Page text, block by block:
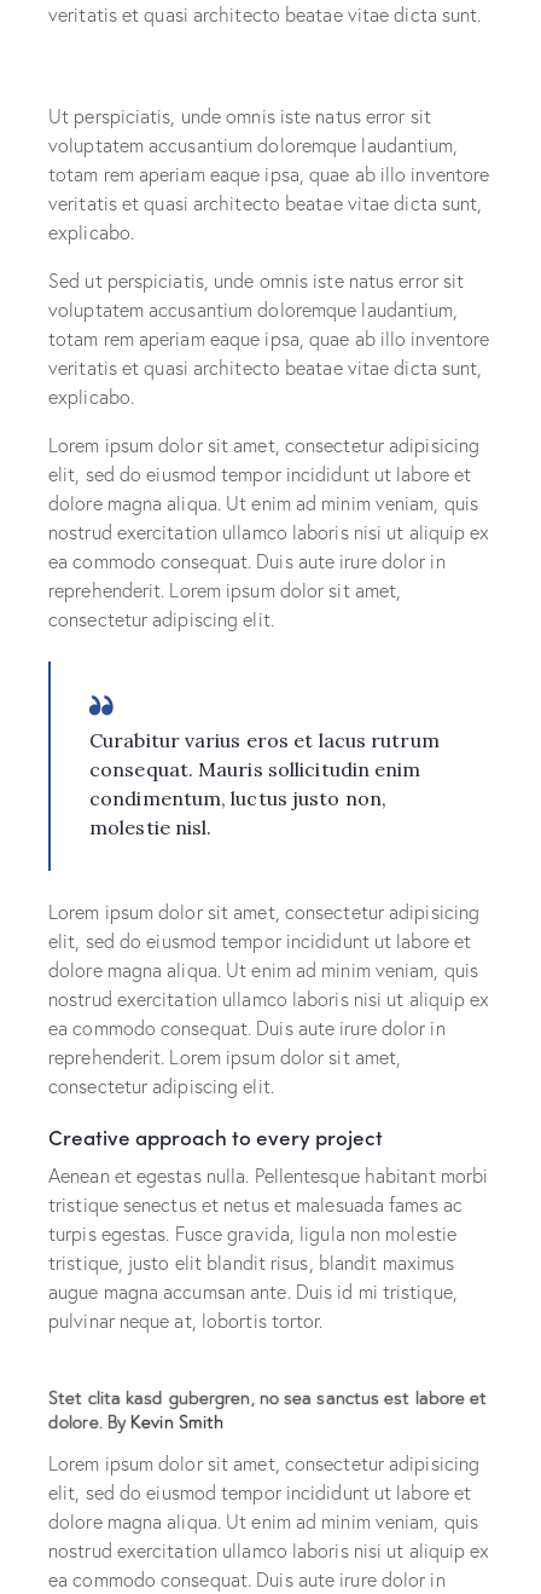
veritatis et quasi architecto beatae vitae dicta sunt.
Ut perspiciatis, unde omnis iste natus error sit
voluptatem accusantium doloremque laudantium,
totam rem aperiam eaque ipsa, quae ab illo inventore
veritatis et quasi architecto beatae vitae dicta sunt,
explicabo.
Sed ut perspiciatis, unde omnis iste natus error sit
voluptatem accusantium doloremque laudantium,
totam rem aperiam eaque ipsa, quae ab illo inventore
veritatis et quasi architecto beatae vitae dicta sunt,
explicabo.
Lorem ipsum dolor sit amet, consectetur adipisicing
elit, sed do eiusmod tempor incididunt ut labore et
dolore magna aliqua. Ut enim ad minim veniam, quis
nostrud exercitation ullamco laboris nisi ut aliquip ex
ea commodo consequat. Duis aute irure dolor in
reprehenderit. Lorem ipsum dolor sit amet,
consectetur adipiscing elit.
Curabitur varius eros et lacus rutrum
consequat. Mauris sollicitudin enim
condimentum, luctus justo non,
molestie nisl.
Lorem ipsum dolor sit amet, consectetur adipisicing
elit, sed do eiusmod tempor incididunt ut labore et
dolore magna aliqua. Ut enim ad minim veniam, quis
nostrud exercitation ullamco laboris nisi ut aliquip ex
ea commodo consequat. Duis aute irure dolor in
reprehenderit. Lorem ipsum dolor sit amet,
consectetur adipiscing elit.
Creative approach to every project
Aenean et egestas nulla. Pellentesque habitant morbi
tristique senectus et netus et malesuada fames ac
turpis egestas. Fusce gravida, ligula non molestie
tristique, justo elit blandit risus, blandit maximus
augue magna accumsan ante. Duis id mi tristique,
pulvinar neque at, lobortis tortor.
Stet clita kasd gubergren, no sea sanctus est labore et
dolore. ByKevin Smith
Lorem ipsum dolor sit amet, consectetur adipisicing
elit, sed do eiusmod tempor incididunt ut labore et
dolore magna aliqua. Ut enim ad minim veniam, quis
nostrud exercitation ullamco laboris nisi ut aliquip ex
ea commodo consequat. Duis aute irure dolor in